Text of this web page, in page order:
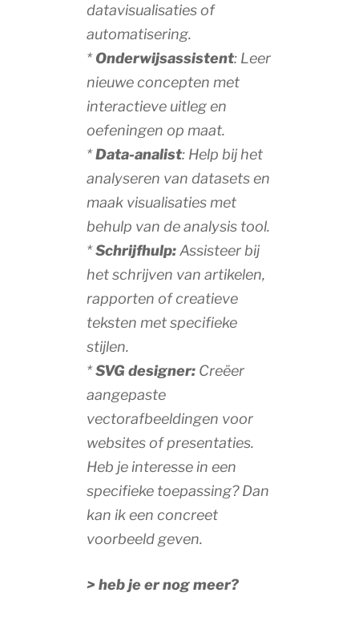
datavisualisaties of
automatisering.
*Onderwijsassistent: Leer
nieuwe concepten met
interactieve uitleg en
oefeningen op maat.
*Data-analist: Help bij het
analyseren van datasets en
maak visualisaties met
behulp van de analysis tool.
*Schrijfhulp:Assisteer bij
het schrijven van artikelen,
rapporten of creatieve
teksten met specifieke
stijlen.
*SVG designer: Creëer
aangepaste
vectorafbeeldingen voor
websites of presentaties.
Heb je interesse in een
specifieke toepassing? Dan
kan ik een concreet
voorbeeld geven.
> heb je er nog meer?